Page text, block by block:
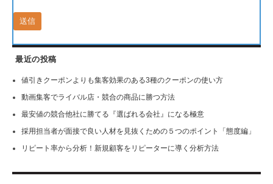
最近の投稿
値引きクーポンよりも集客効果のある3種のクーポンの使い方
動画集客でライバル店・競合の商品に勝つ方法
最安値の競合他社に勝てる『選ばれる会社』になる極意
採用担当者が面接で良い人材を見抜くための５つのポイント「態度編」
リピート率から分析！新規顧客をリピーターに導く分析方法